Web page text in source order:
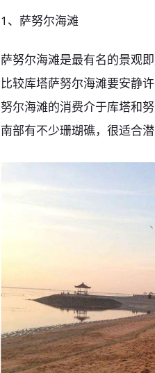
1、萨努尔海滩
萨努尔海滩是最有名的景观
比较库塔萨努尔海滩要安静
努尔海滩的消费介于库塔和
南部有不少珊瑚礁，很适合潜